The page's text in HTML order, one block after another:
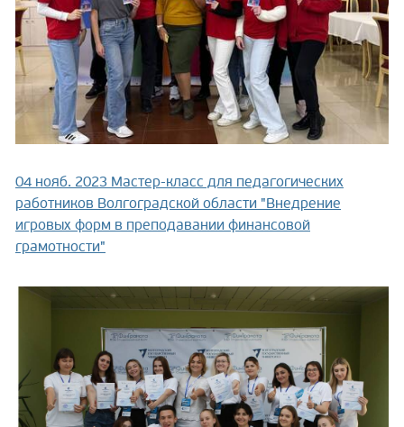
04 нояб. 2023 Мастер-класс для педагогических
работников Волгоградской области "Внедрение
игровых форм в преподавании финансовой
грамотности"